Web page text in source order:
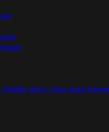
Atelier dont vous avez